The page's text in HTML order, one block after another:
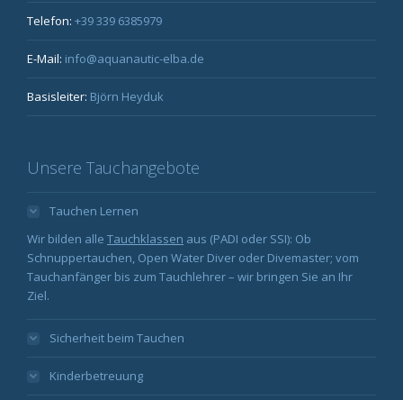
Telefon: +39 339 6385979
E-Mail: info@aquanautic-elba.de
Basisleiter: Björn Heyduk
Unsere Tauchangebote
Tauchen Lernen
Wir bilden alle Tauchklassen aus (PADI oder SSI): Ob
Schnuppertauchen, Open Water Diver oder Divemaster; vom
Tauchanfänger bis zum Tauchlehrer – wir bringen Sie an Ihr
Ziel.
Sicherheit beim Tauchen
Kinderbetreuung